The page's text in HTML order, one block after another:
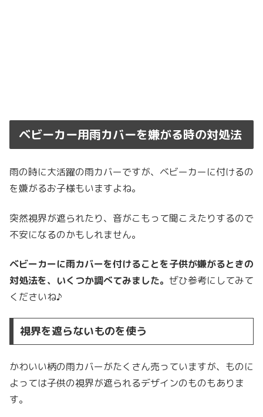
ベビーカー用雨カバーを嫌がる時の対処法
雨の時に大活躍の雨カバーですが、ベビーカーに付けるの
を嫌がるお子様もいますよね。
突然視界が遮られたり、音がこもって聞こえたりするので
不安になるのかもしれません。
ベビーカーに雨カバーを付けることを子供が嫌がるときの
対処法を、いくつか調べてみました。 ぜひ参考にしてみて
くださいね♪
視界を遮らないものを使う
かわいい柄の雨カバーがたくさん売っていますが、ものに
よっては子供の視界が遮られるデザインのものもありま
す。